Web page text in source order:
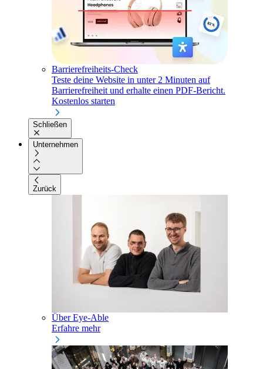
Barrierefreiheits-Check
Teste deine Website in unter 2 Minuten auf
Barrierefreiheit und erhalte einen PDF-Bericht.
Kostenlos starten
Schließen
Unternehmen
Zurück
Über Eye-Able
Erfahre mehr